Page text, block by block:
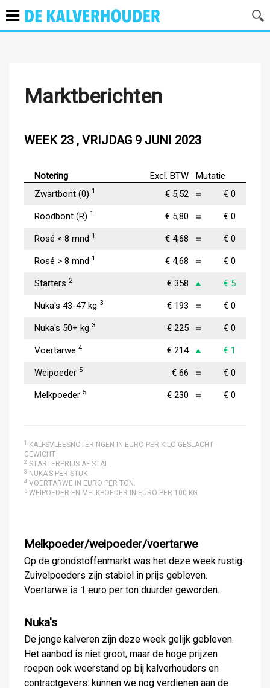
Marktberichten
WEEK 23 , VRIJDAG 9 JUNI 2023
Notering Excl. BTW
Mutatie
Zwartbont (0) 1 € 5,52 € 0
Roodbont (R) 1 € 5,80 € 0
Rosé < 8 mnd 1 € 4,68 € 0
Rosé > 8 mnd 1 € 4,68 € 0
Starters 2 € 358 € 5
Nuka's 43-47 kg 3 € 193 € 0
Nuka's 50+ kg 3 € 225 € 0
Voertarwe 4 € 214 € 1
Weipoeder 5 € 66 € 0
Melkpoeder 5 € 230 € 0
1
KALFSVLEESNOTERINGEN IN EURO PER KILO GESLACHT
GEWICHT
2 STARTERPRIJS AF STAL
3 NUKA'S PER STUK
4 VOERTARWE IN EURO PER TON.
5 WEIPOEDER EN MELKPOEDER IN EURO PER 100 KG
Melkpoeder/weipoeder/voertarwe
Op de grondstoffenmarkt was het deze week rustig.
Zuivelpoeders zijn stabiel in prijs gebleven.
Voertarwe is 1 euro per ton duurder geworden.
Nuka's
De jonge kalveren zijn deze week gelijk gebleven.
Het aanbod is niet groot, maar de hoge prijzen
roepen ook weerstand op bij kalverhouders en
contractgevers: kunnen we nog verdienen aan de